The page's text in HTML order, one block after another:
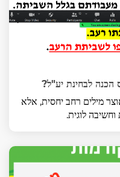
לבחינת יע"ל?
מילים רחב יחסית, אלא
לוגית.